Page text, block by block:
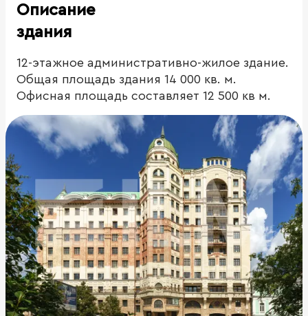
Описание
здания
12-этажное административно-жилое здание.
Общая площадь здания 14 000 кв. м.
Офисная площадь составляет 12 500 кв м.